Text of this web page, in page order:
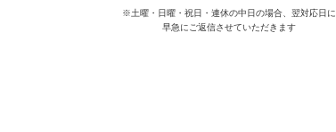
※土曜・日曜・祝日・連休の中日の場合、翌対応日に
早急にご返信させていただきます